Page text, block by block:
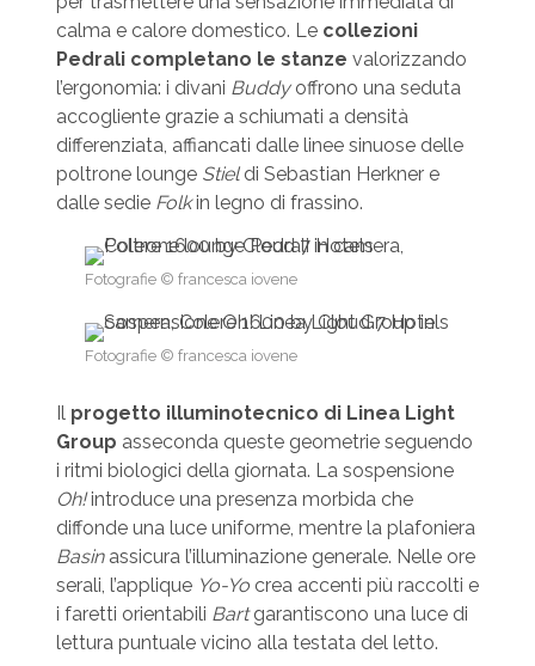
calma e calore domestico. Le collezioni
Pedrali completano le stanze valorizzando
l’ergonomia: i divani Buddyoffrono una seduta
accogliente grazie a schiumati a densità
differenziata, affiancati dalle linee sinuose delle
poltrone lounge Stieldi Sebastian Herkner e
dalle sedie Folkin legno di frassino.
Fotografie © francesca iovene
Fotografie © francesca iovene
Il progetto illuminotecnico di Linea Light
Group asseconda queste geometrie seguendo
i ritmi biologici della giornata. La sospensione
Oh!introduce una presenza morbida che
diffonde una luce uniforme, mentre la plafoniera
Basinassicura l’illuminazione generale. Nelle ore
serali, l’applique Yo-Yocrea accenti più raccolti e
i faretti orientabili Bartgarantiscono una luce di
lettura puntuale vicino alla testata del letto.